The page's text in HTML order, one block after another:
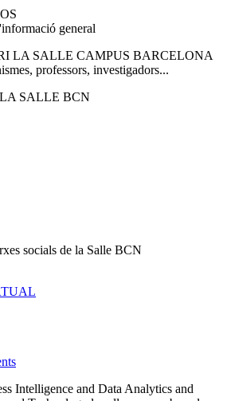
general
LA SALLE CAMPUS BARCELONA
professors, investigadors...
SALLE BCN
socials de la Salle BCN